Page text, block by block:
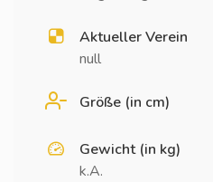
Aktueller Verein
null
Größe (in cm)
Gewicht (in kg)
k.A.